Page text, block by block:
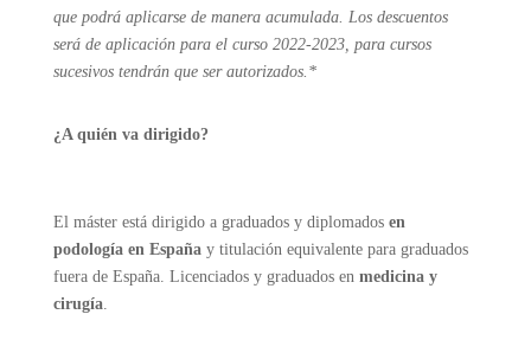
que podrá aplicarse de manera acumulada. Los descuentos
será de aplicación para el curso 2022-2023, para cursos
sucesivos tendrán que ser autorizados.*
¿A quién va dirigido?
El máster está dirigido a graduados y diplomados en
podología en España y titulación equivalente para graduados
fuera de España. Licenciados y graduados en medicina y
cirugía